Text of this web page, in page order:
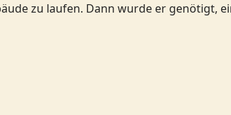
zu laufen. Dann wurde er genötigt,